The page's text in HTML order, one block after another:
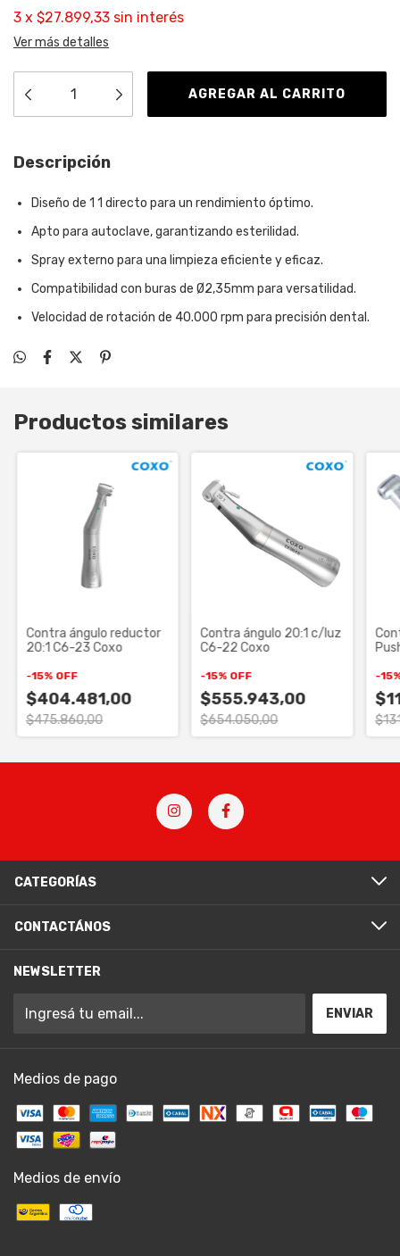
3 x $27.899,33 sin interés
Ver más detalles
Descripción
Diseño de 1 1 directo para un rendimiento óptimo.
Apto para autoclave, garantizando esterilidad.
Spray externo para una limpieza eficiente y eficaz.
Compatibilidad con buras de Ø2,35mm para versatilidad.
Velocidad de rotación de 40.000 rpm para precisión dental.
Productos similares
Contra ángulo reductor
20:1 C6-23 Coxo
-15% OFF
$404.481,00
$475.860,00
Contra ángulo 20:1 c/luz
C6-22 Coxo
-15% OFF
$555.943,00
$654.050,00
-15
CATEGORÍAS
CONTACTÁNOS
NEWSLETTER
Medios de pago
Medios de envío